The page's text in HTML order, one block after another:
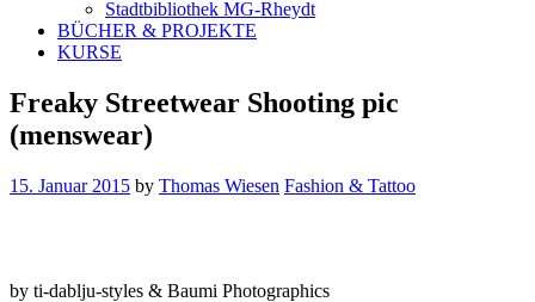
Stadtbibliothek MG-Rheydt
BÜCHER & PROJEKTE
KURSE
Freaky Streetwear Shooting pic
(menswear)
15. Januar 2015 by Thomas Wiesen Fashion & Tattoo
by ti-dablju-styles & Baumi Photographics